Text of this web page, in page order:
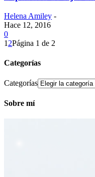
Helena Amiley -
Hace 12, 2016
0
1 2Página 1 de 2
Categorías
Categorías
Sobre mí